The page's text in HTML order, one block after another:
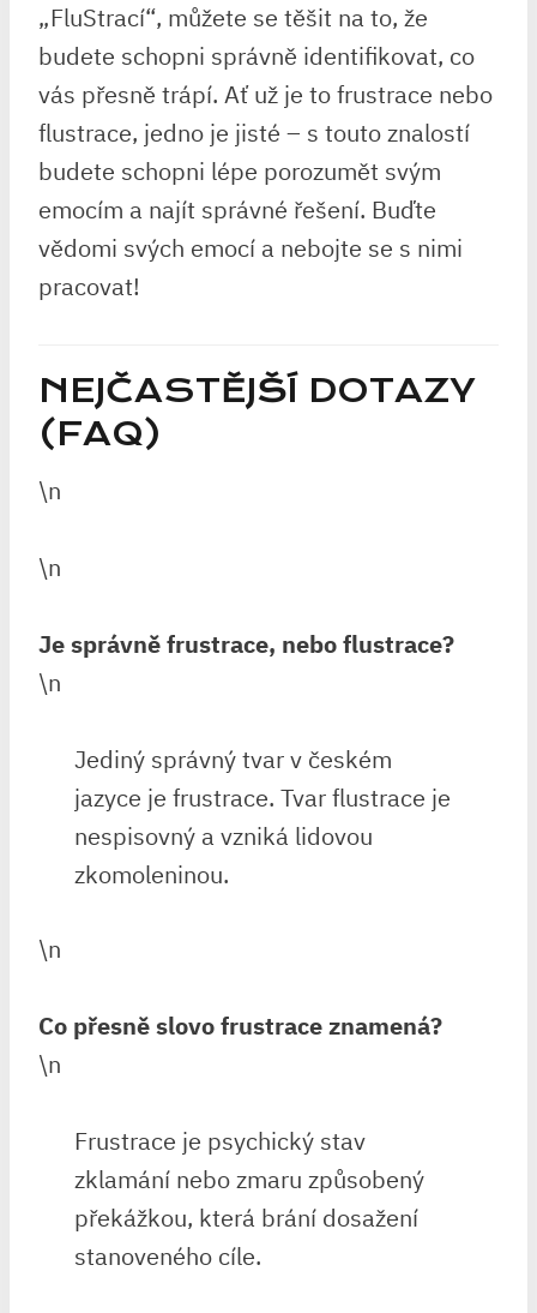
„FluStrací“, můžete se těšit na to, že
budete schopni správně identifikovat, co
vás přesně trápí. Ať už je to frustrace nebo
flustrace, jedno je jisté – s touto znalostí
budete schopni lépe porozumět svým
emocím a najít správné řešení. Buďte
vědomi svých emocí a nebojte se s nimi
pracovat!
NEJČASTĚJŠÍ DOTAZY
(FAQ)
\n
\n
Je správně frustrace, nebo flustrace?
\n
Jediný správný tvar v českém
jazyce je frustrace. Tvar flustrace je
nespisovný a vzniká lidovou
zkomoleninou.
\n
Co přesně slovo frustrace znamená?
\n
Frustrace je psychický stav
zklamání nebo zmaru způsobený
překážkou, která brání dosažení
stanoveného cíle.